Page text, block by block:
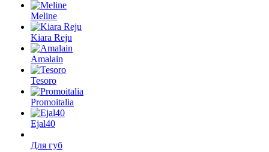
Meline
Kiara Reju
Amalain
Tesoro
Promoitalia
Ejal40
Для губ